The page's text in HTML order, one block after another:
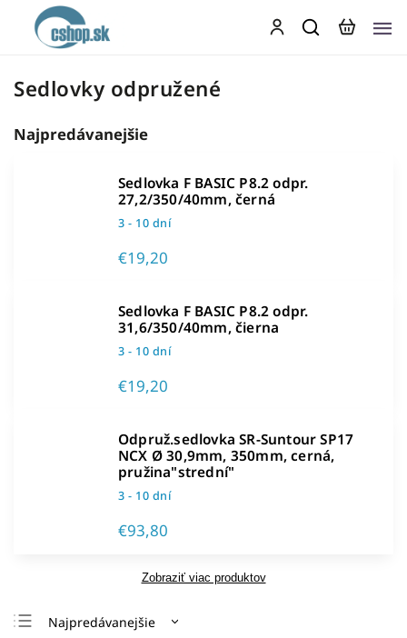
Sedlovky odpružené
Najpredávanejšie
Sedlovka F BASIC P8.2 odpr.
27,2/350/40mm, černá
3 - 10 dní
€19,20
Sedlovka F BASIC P8.2 odpr.
31,6/350/40mm, čierna
3 - 10 dní
€19,20
Odpruž.sedlovka SR-Suntour SP17
NCX Ø 30,9mm, 350mm, cerná,
pružina"strední"
3 - 10 dní
€93,80
Zobraziť viac produktov
Najpredávanejšie